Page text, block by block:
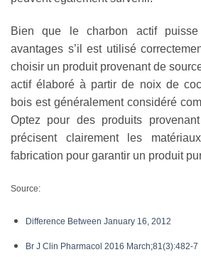
Bien que le charbon actif
avantages s’il est utilisé
choisir un produit provenant de
actif élaboré à partir de noix de
bois est généralement considéré
Optez pour des produits
précisent clairement les
fabrication pour garantir un produit
Source:
Difference Between January 16, 2012
Br J Clin Pharmacol 2016 March;81(3):482-7